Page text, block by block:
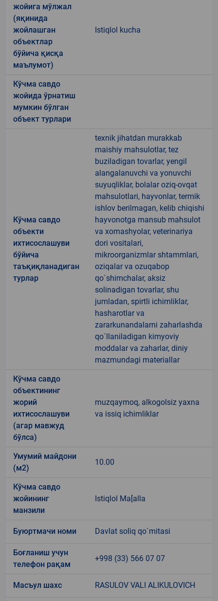
жойига мўлжал
(яқинида
жойлашган
объектлар
бўйича қисқа
маълумот)
Istiqlol kucha
Кўчма савдо
жойида ўрнатиш
мумкин бўлган
объект турлари
Кўчма савдо
объекти
ихтисослашуви
бўйича
таъқиқланадиган
турлар
texnik jihatdan murakkab
maishiy mahsulotlar, tez
buziladigan tovarlar, yengil
alangalanuvchi va yonuvchi
suyuqliklar, bolalar oziq-ovqat
mahsulotlari, hayvonlar, termik
ishlov berilmagan, kelib chiqishi
hayvonotga mansub mahsulot
va xomashyolar, veterinariya
dori vositalari,
mikroorganizmlar shtammlari,
oziqalar va ozuqabop
qo`shimchalar, aksiz
solinadigan tovarlar, shu
jumladan, spirtli ichimliklar,
hasharotlar va
zararkunandalarni zaharlashda
qo`llaniladigan kimyoviy
moddalar va zaharlar, diniy
mazmundagi materiallar
Кўчма савдо
объектининг
жорий
ихтисослашуви
(агар мавжуд
бўлса)
muzqaymoq, alkogolsiz yaxna
va issiq ichimliklar
Умумий майдони
(м2)
10.00
Кўчма савдо
жойининг
манзили
Istiqlol Ma[alla
Буюртмачи номи Davlat soliq qo`mitasi
Боғланиш учун
телефон рақам
+998 (33) 566 07 07
Масъул шахс RASULOV VALI ALIKULOVICH